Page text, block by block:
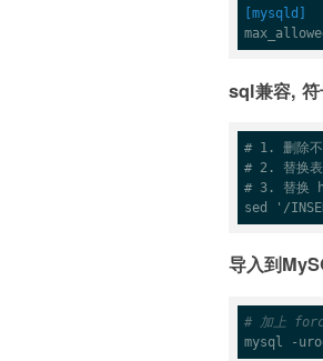
[mysqld]
sql兼容,
# 1. 删除不
# 2. 替换
# 3. 替换
sed '/
导入到
# 加上
mysql -